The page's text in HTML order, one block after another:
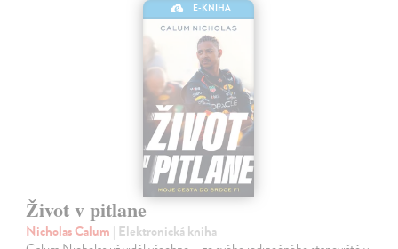
E-KNIHA
Život v pitlane
Nicholas Calum | Elektronická kniha